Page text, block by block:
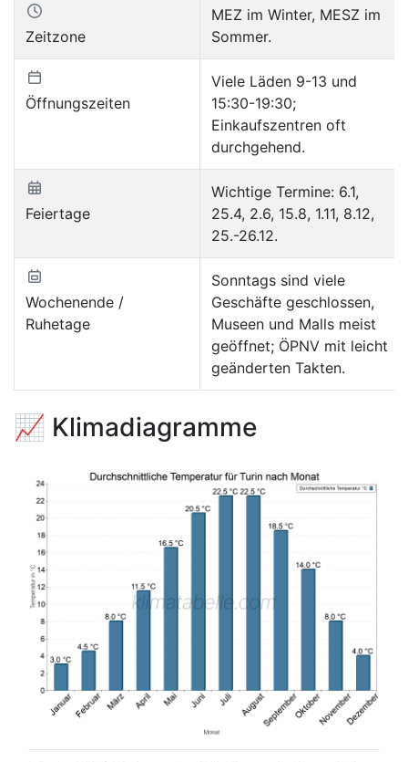
Zeitzone
MEZ im Winter, MESZ im
Sommer.
Öffnungszeiten
Viele Läden 9-13 und
15:30-19:30;
Einkaufszentren oft
durchgehend.
Feiertage
Wichtige Termine: 6.1,
25.4, 2.6, 15.8, 1.11, 8.12,
25.-26.12.
Wochenende /
Ruhetage
Sonntags sind viele
Geschäfte geschlossen,
Museen und Malls meist
geöffnet; ÖPNV mit leicht
geänderten Takten.
📈 Klimadiagramme